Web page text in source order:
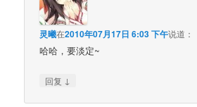
灵曦在2010年07月17日 6:03 下午说道：
哈哈，要淡定~
回复 ↓